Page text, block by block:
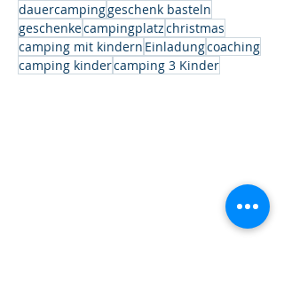
dauercampinggeschenk basteln
geschenkecampingplatzchristmas
camping mit kindern Einladungcoaching
camping kindercamping 3 Kinder